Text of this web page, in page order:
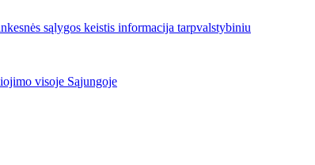
sąlygos keistis informacija tarpvalstybiniu
visoje Sąjungoje